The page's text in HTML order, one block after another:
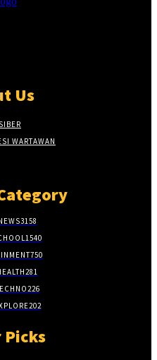
Us
WARTAWAN
3158
1540
750
281
226
202